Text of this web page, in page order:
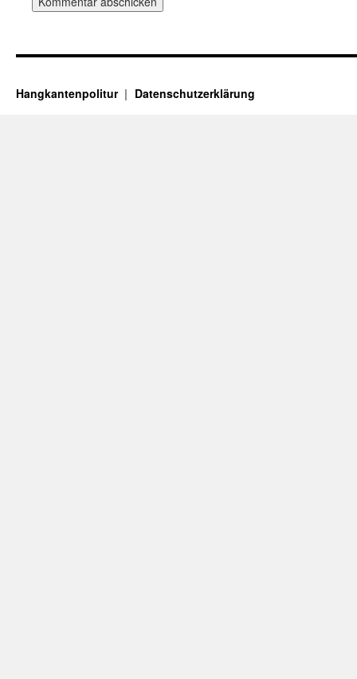
Hangkantenpolitur Datenschutzerklärung